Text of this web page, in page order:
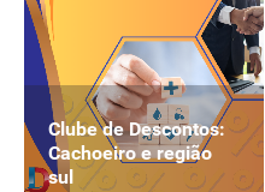
Clube de Descontos:
Cachoeiro e região
sul